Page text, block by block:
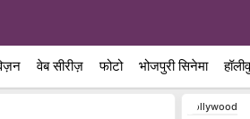
वेब सीरीज़ फोटो भोजपुरी सिनेमा
Bollywood